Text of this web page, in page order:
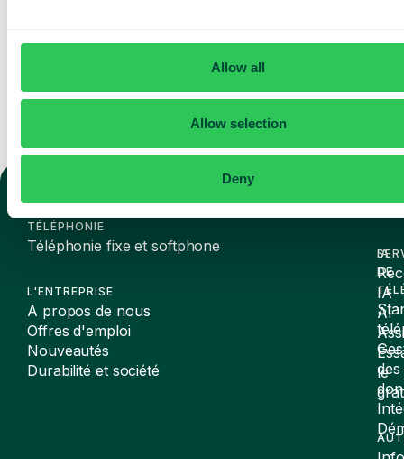
Allow all
Allow selection
Deny
TÉLÉPHONIE
Téléphonie fixe et softphone
L'ENTREPRISE
A propos de nous
Offres d'emploi
Nouveautés
Durabilité et société
DE
des
IA
IA
AI
le